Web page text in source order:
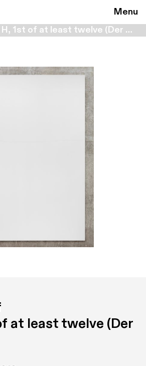
Menu
Collezione > 069 H, 1st of at least twelve (Der Schwan)
at least twelve (Der